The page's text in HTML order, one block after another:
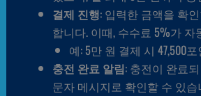
결제 진행: 입력한 금액을 확
합니다. 이때, 수수료 5%가
예: 5만 원 결제 시 47,500
충전 완료 알림: 충전이 완료
문자 메시지로 확인할 수 있습